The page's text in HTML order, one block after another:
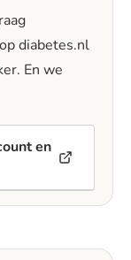
diabetes.nl
En we
en